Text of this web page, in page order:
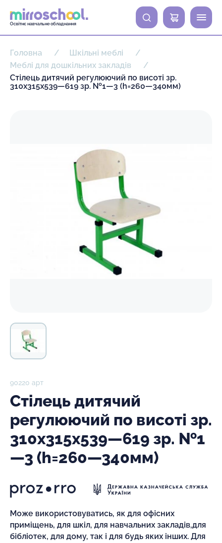
Освітнє навчальне обладнання
0
Головна
Шкільні меблі
Меблі для дошкільних закладів
Стілець дитячий регулюючий по висоті зр.
310х315х539—619 зр. №1—3 (h=260—340мм)
90220 арт
Стілець дитячий
регулюючий по висоті зр.
310х315х539—619 зр. №1
—3 (h=260—340мм)
Може використовуватись, як для офісних
приміщень, для шкіл, для навчальних закладів,для
бібліотек, для дому, так і для будь яких інших. Для